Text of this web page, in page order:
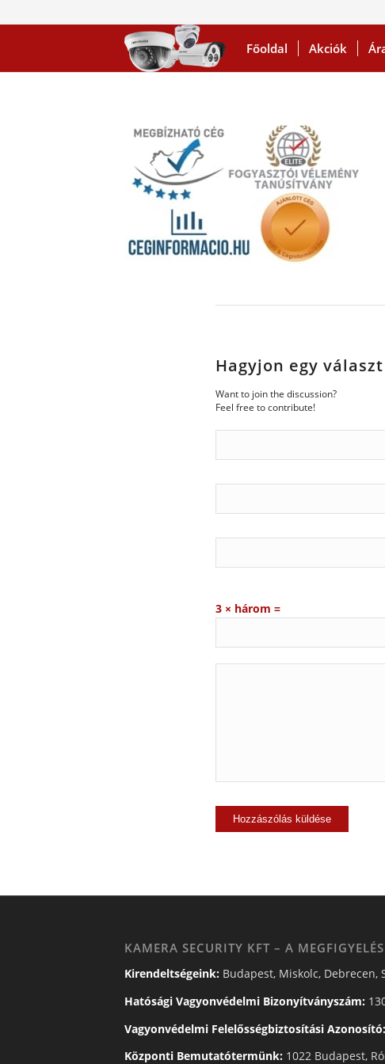
Főoldal Akciók
Hagyjon egy választ
Want to join the discussion?
Feel free to contribute!
3 × három =
KAMERA SECURITY KFT – A
Kirendeltségeink: Budapest, Miskolc, Debrecen,
Hatósági Vagyonvédelmi Bizonyítványszám:
Vagyonvédelmi Felelősségbiztosítási Azonosító:
Központi Bemutatótermünk: 1022 Budapest,